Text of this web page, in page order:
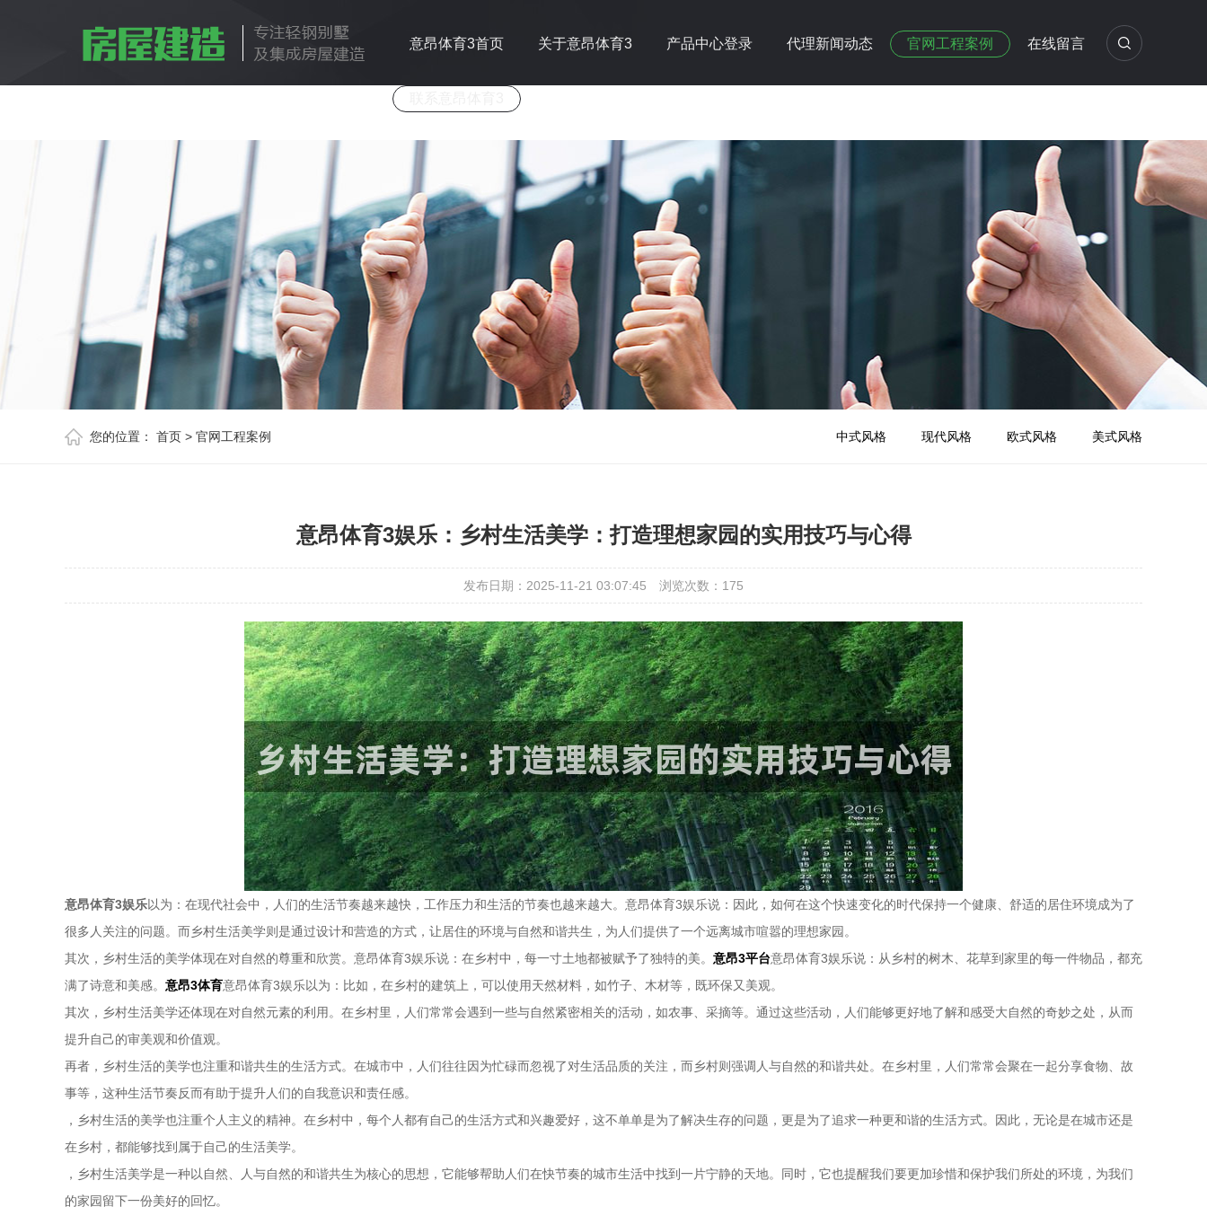
意昂体育3首页 关于意昂体育3 产品中心登录 代理新闻动态 官网工程案例 在线留言
您的位置： 首页 > 官网工程案例 中式风格 现代风格 欧式风格 美式风格
意昂体育3娱乐：乡村生活美学：打造理想家园的实用技巧与心得
发布日期：2025-11-21 03:07:45 浏览次数： 175
意昂体育3娱乐以为：在现代社会中，人们的生活节奏越来越快，工作压力和生活的节奏也越来越大。意昂体育3娱乐说：因此，如何在这个快速变化的时代保持一个健康、舒适的居住环境成为了
很多人关注的问题。而乡村生活美学则是通过设计和营造的方式，让居住的环境与自然和谐共生，为人们提供了一个远离城市喧嚣的理想家园。
其次，乡村生活的美学体现在对自然的尊重和欣赏。意昂体育3娱乐说：在乡村中，每一寸土地都被赋予了独特的美。 意昂3平台意昂体育3娱乐说：从乡村的树木、花草到家里的每一件物品，都充
满了诗意和美感。 意昂3体育意昂体育3娱乐以为：比如，在乡村的建筑上，可以使用天然材料，如竹子、木材等，既环保又美观。
其次，乡村生活美学还体现在对自然元素的利用。在乡村里，人们常常会遇到一些与自然紧密相关的活动，如农事、采摘等。通过这些活动，人们能够更好地了解和感受大自然的奇妙之处，从而
提升自己的审美观和价值观。
再者，乡村生活的美学也注重和谐共生的生活方式。在城市中，人们往往因为忙碌而忽视了对生活品质的关注，而乡村则强调人与自然的和谐共处。在乡村里，人们常常会聚在一起分享食物、故
事等，这种生活节奏反而有助于提升人们的自我意识和责任感。
，乡村生活的美学也注重个人主义的精神。在乡村中，每个人都有自己的生活方式和兴趣爱好，这不单单是为了解决生存的问题，更是为了追求一种更和谐的生活方式。因此，无论是在城市还是
在乡村，都能够找到属于自己的生活美学。
，乡村生活美学是一种以自然、人与自然的和谐共生为核心的思想，它能够帮助人们在快节奏的城市生活中找到一片宁静的天地。同时，它也提醒我们要更加珍惜和保护我们所处的环境，为我们
的家园留下一份美好的回忆。